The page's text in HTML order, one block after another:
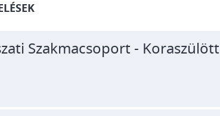
Szakmacsoport - Koraszülött